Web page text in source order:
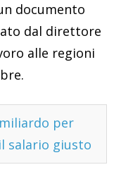
documento
dal direttore
alle regioni
per
salario giusto